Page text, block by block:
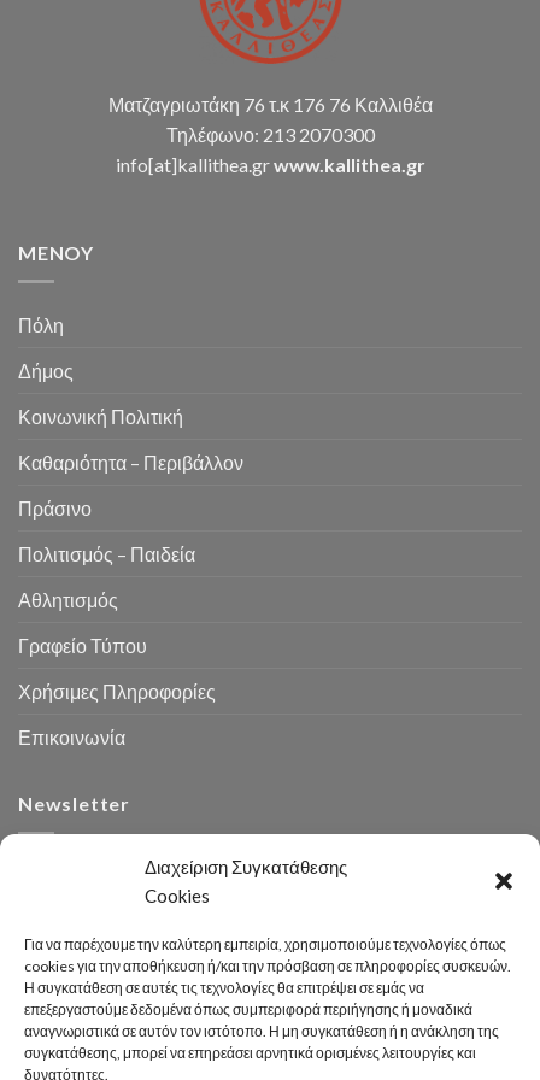
Διαχείριση Συγκατάθεσης
Cookies
Για να παρέχουμε την καλύτερη εμπειρία, χρησιμοποιούμε τεχνολογίες όπως
cookies για την αποθήκευση ή/και την πρόσβαση σε πληροφορίες συσκευών.
Η συγκατάθεση σε αυτές τις τεχνολογίες θα επιτρέψει σε εμάς να
επεξεργαστούμε δεδομένα όπως συμπεριφορά περιήγησης ή μοναδικά
αναγνωριστικά σε αυτόν τον ιστότοπο. Η μη συγκατάθεση ή η ανάκληση της
συγκατάθεσης, μπορεί να επηρεάσει αρνητικά ορισμένες λειτουργίες και
δυνατότητες.
Ματζαγριωτάκη 76 τ.κ 176 76 Καλλιθέα
Τηλέφωνο: 213 2070300
info[at]kallithea.grwww.kallithea.gr
MENOY
Πόλη
Δήμος
Κοινωνική Πολιτική
Καθαριότητα – Περιβάλλον
Πράσινο
Πολιτισμός – Παιδεία
Αθλητισμός
Γραφείο Τύπου
Χρήσιμες Πληροφορίες
Επικοινωνία
Newsletter
Αναζήτηση